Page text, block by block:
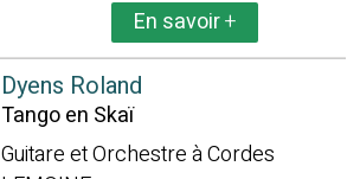
En savoir+
Dyens Roland
Tango en Skaï
Guitare et Orchestre à Cordes